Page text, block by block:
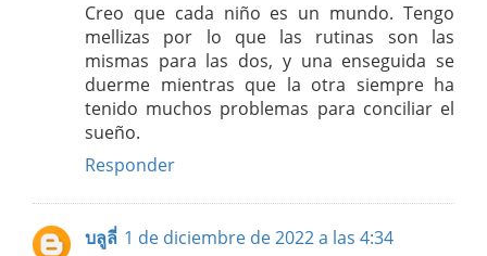
Creo que cada niño es un mundo. Tengo
mellizas por lo que las rutinas son las
mismas para las dos, y una enseguida se
duerme mientras que la otra siempre ha
tenido muchos problemas para conciliar el
sueño.
Responder
บลูลี่ 1 de diciembre de 2022 a las 4:34